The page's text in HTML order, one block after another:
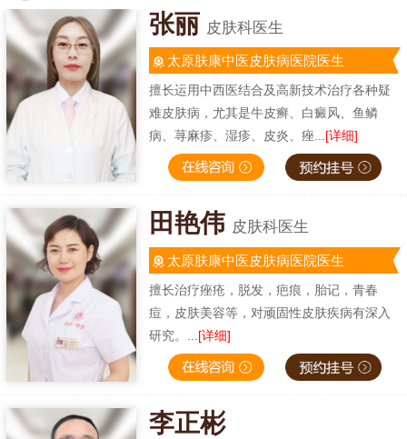
张丽 皮肤科医生
太原肤康中医皮肤病医院医生
擅长运用中西医结合及高新技术治疗各种疑
难皮肤病，尤其是牛皮癣、白癜风、鱼鳞
病、荨麻疹、湿疹、皮炎、痤... [详细]
田艳伟 皮肤科医生
太原肤康中医皮肤病医院医生
擅长治疗痤疮，脱发，疤痕，胎记，青春
痘，皮肤美容等，对顽固性皮肤疾病有深入
研究。... [详细]
李正彬